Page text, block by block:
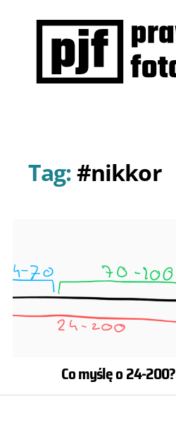
Tag:#nikkor
Co myślę o 24-200?